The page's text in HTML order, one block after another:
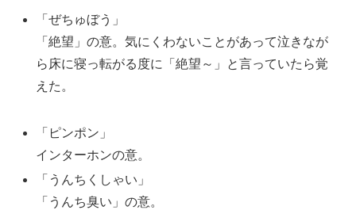
「ぜちゅぼう」
「絶望」の意。気にくわないことがあって泣きなが
ら床に寝っ転がる度に「絶望～」と言っていたら覚
えた。
「ピンポン」
インターホンの意。
「うんちくしゃい」
「うんち臭い」の意。